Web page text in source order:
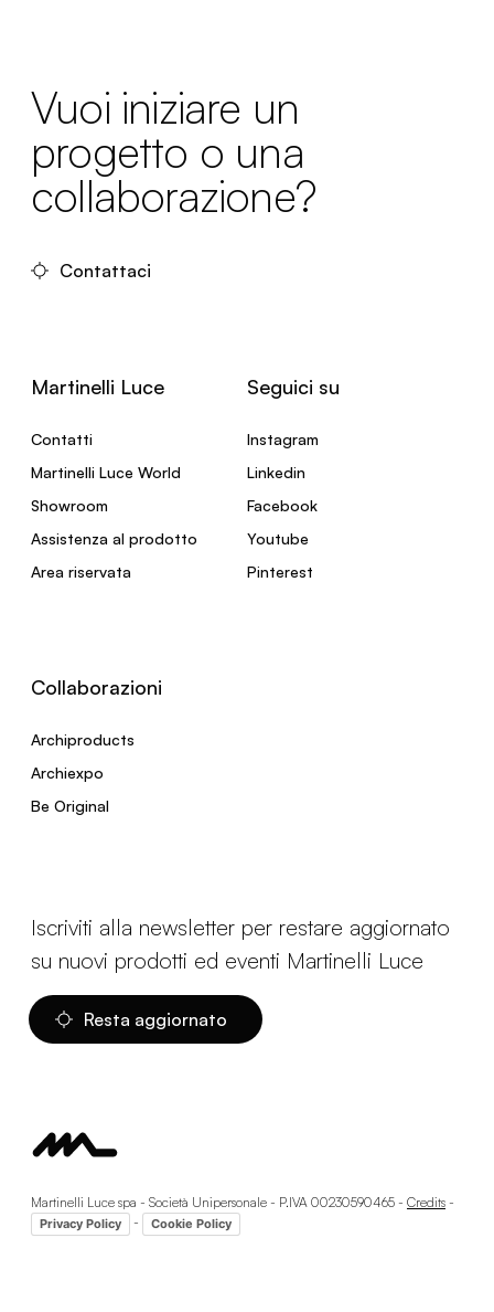
Vuoi iniziare un
progetto o una
collaborazione?
Contattaci
Martinelli Luce
Contatti
Martinelli Luce World
Showroom
Assistenza al prodotto
Area riservata
Seguici su
Instagram
Linkedin
Facebook
Youtube
Pinterest
Collaborazioni
Archiproducts
Archiexpo
Be Original
Iscriviti alla newsletter per restare aggiornato
su nuovi prodotti ed eventi Martinelli Luce
Resta aggiornato
Martinelli Luce spa - Società Unipersonale - P.IVA 00230590465 - Credits -
Privacy Policy - Cookie Policy